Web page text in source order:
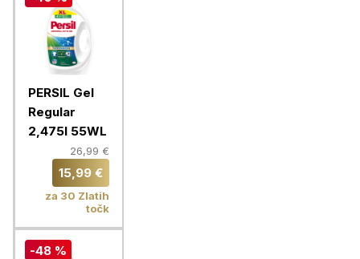
PERSIL Gel
Regular
2,475l 55WL
26,99 €
15,99 €
za 30 Zlatih
točk
-48 %